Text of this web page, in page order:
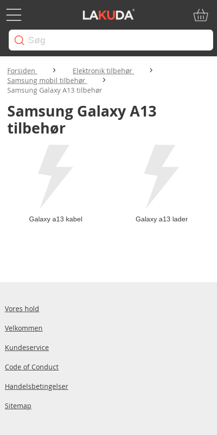
Forsiden
Elektronik tilbehør
Samsung mobil tilbehør
Samsung Galaxy A13 tilbehør
Samsung Galaxy A13
tilbehør
Galaxy a13 kabel Galaxy a13 lader
Vores hold
Velkommen
Kundeservice
Code of Conduct
Handelsbetingelser
Sitemap